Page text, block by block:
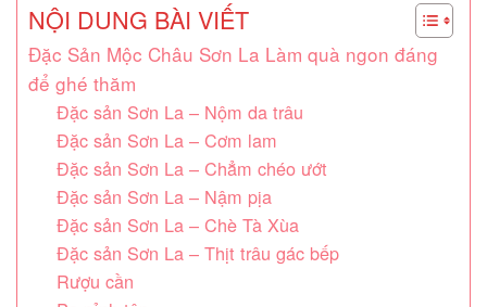
NỘI DUNG BÀI VIẾT
Đặc Sản Mộc Châu Sơn La Làm quà ngon đáng
để ghé thăm
Đặc sản Sơn La – Nộm da trâu
Đặc sản Sơn La – Cơm lam
Đặc sản Sơn La – Chẳm chéo ướt
Đặc sản Sơn La – Nậm pịa
Đặc sản Sơn La – Chè Tà Xùa
Đặc sản Sơn La – Thịt trâu gác bếp
Rượu cần